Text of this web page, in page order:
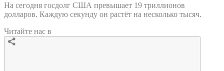
На сегодня госдолг США превышает 19 триллионов
долларов. Каждую секунду он растёт на несколько тысяч.
Читайте нас в